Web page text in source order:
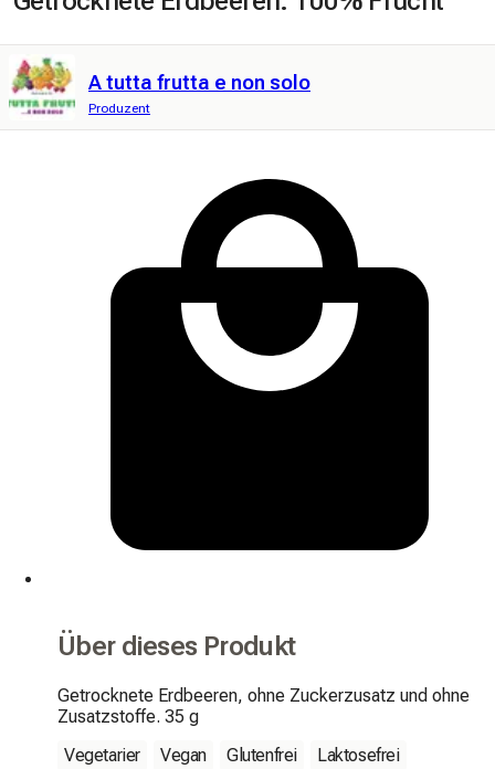
A tutta frutta e non solo
Produzent
Über dieses Produkt
Getrocknete Erdbeeren, ohne Zuckerzusatz und ohne
Zusatzstoffe. 35 g
Vegetarier
Vegan Glutenfrei
Laktosefrei